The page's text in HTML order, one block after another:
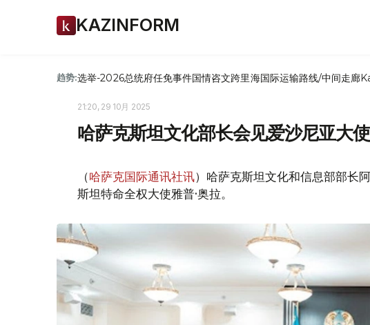
KAZINFORM
趋势:选举-2026总统府任免事件国情咨文跨里海国际运输路线/中间走廊
21:20, 29 10月 2025
哈萨克斯坦文化部长会见爱沙尼亚大使
（哈萨克国际通讯社讯）哈萨克斯坦文化和信息部部长
斯坦特命全权大使雅普·奥拉。